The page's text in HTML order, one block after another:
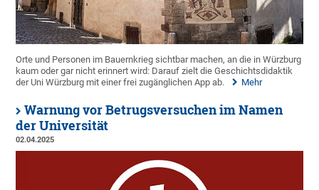
Orte und Personen im Bauernkrieg sichtbar machen, an die in Würzburg
kaum oder gar nicht erinnert wird: Darauf zielt die Geschichtsdidaktik
der Uni Würzburg mit einer frei zugänglichen App ab.
Mehr
Warnung vor Betrugsversuchen im Namen
der Universität
02.04.2025